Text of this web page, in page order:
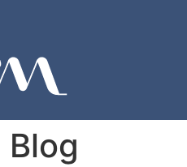
Blog